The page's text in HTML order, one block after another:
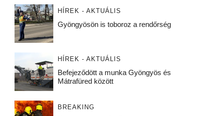
HÍREK - AKTUÁLIS
Gyöngyösön is toboroz a rendőrség
HÍREK - AKTUÁLIS
Befejeződött a munka Gyöngyös és
Mátrafüred között
BREAKING